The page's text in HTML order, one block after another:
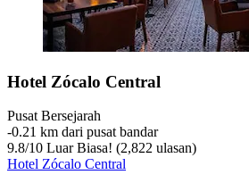
Hotel Zócalo Central
Pusat Bersejarah
‐0.21 km dari pusat bandar
9.8/10 Luar Biasa! (2,822 ulasan)
Hotel Zócalo Central